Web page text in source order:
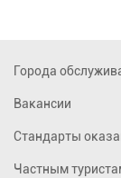
Города
Вакансии
Стандарты
Частным